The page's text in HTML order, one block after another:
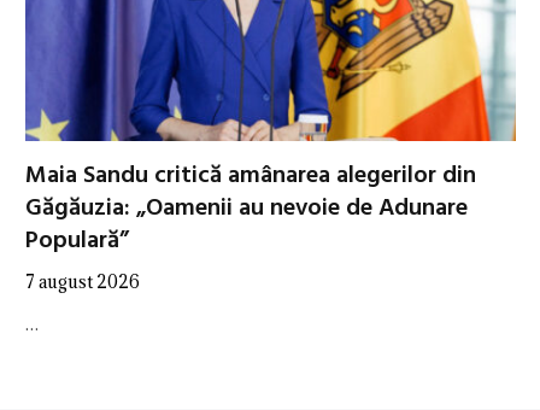
Maia Sandu critică amânarea alegerilor din
Găgăuzia: „Oamenii au nevoie de Adunare
Populară”
7 august 2026
…